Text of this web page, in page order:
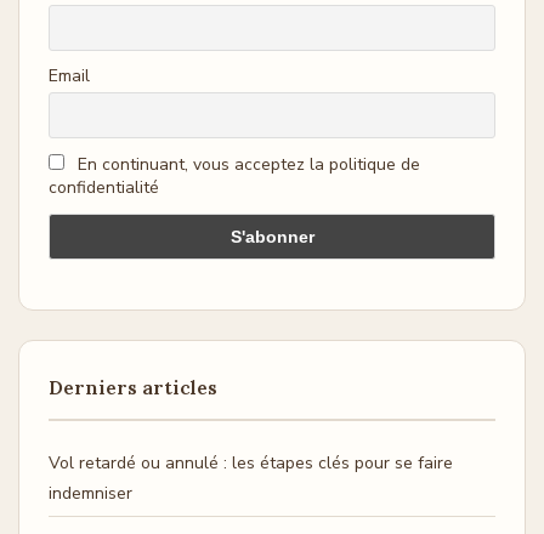
Email
En continuant, vous acceptez la politique de
confidentialité
Derniers articles
Vol retardé ou annulé : les étapes clés pour se faire
indemniser